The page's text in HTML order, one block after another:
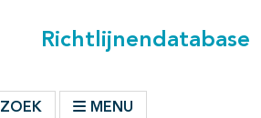
Richtlijnendatabase
ZOEK MENU